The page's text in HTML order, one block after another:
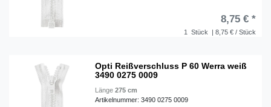
1 Stück | 8,75 € / Stück
8,75 € *
Opti Reißverschluss P 60 Werra weiß
3490 0275 0009
Länge275 cm
Artikelnummer: 3490 0275 0009